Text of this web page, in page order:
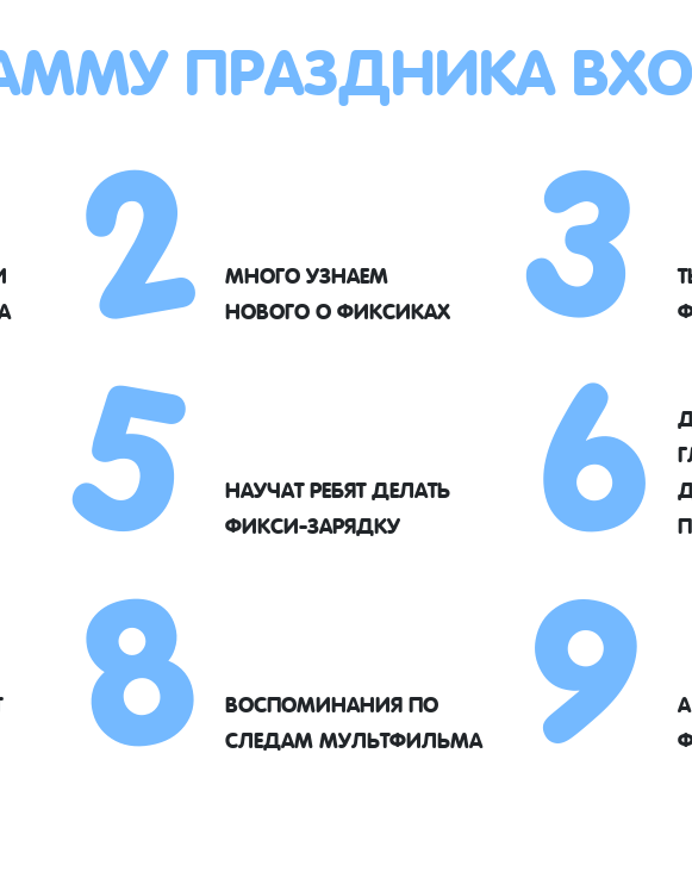
ПРАЗДНИКА
2МНОГО УЗНАЕМ
НОВОГО О ФИКСИКАХ
3
5НАУЧАТ РЕБЯТ ДЕЛАТЬ
ФИКСИ-ЗАРЯДКУ
6
8ВОСПОМИНАНИЯ ПО
СЛЕДАМ МУЛЬТФИЛЬМА
9